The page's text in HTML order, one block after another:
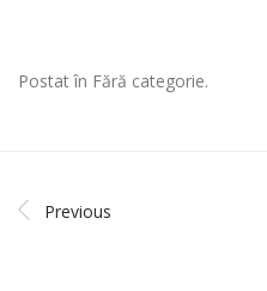
Postat în Fără categorie.
Previous